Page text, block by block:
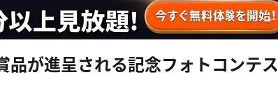
品が進呈される記念フォトコンテス